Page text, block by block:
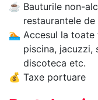
☕ Bauturile non-
restaurantele
🏊‍ Accesul la
piscina, jacuzzi,
discoteca etc.
💰 Taxe portuare